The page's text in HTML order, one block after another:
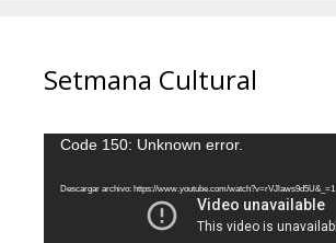
Setmana Cultural
Reproductor
vídeo
Code 150: Unknown error.
Descargar archivo: https://www.youtube.com/watch?v=rVJlaws9d5U&_=1